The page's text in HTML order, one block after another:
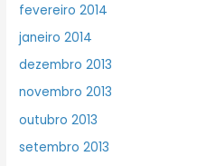
fevereiro 2014
janeiro 2014
dezembro 2013
novembro 2013
outubro 2013
setembro 2013